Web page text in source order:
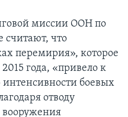
миссии ООН по
считают, что
перемирия», которое
2015 года, «привело к
боевых
отводу
вооружения